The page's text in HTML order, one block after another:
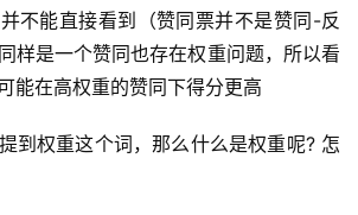
不能直接看到（赞同票并不是赞同-反
样是一个赞同也存在权重问题，所以看
能在高权重的赞同下得分更高
到权重这个词，那么什么是权重呢? 怎